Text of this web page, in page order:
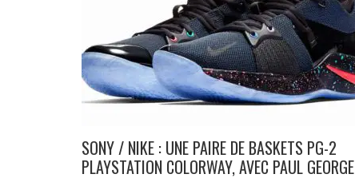
SONY / NIKE : UNE PAIRE DE BASKETS PG-2
PLAYSTATION COLORWAY, AVEC PAUL GEORGE